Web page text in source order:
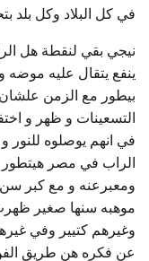
في كل البلاد وكل بلد
نيجي بقي لنقطة هل
ينفع يتقال عليه موضه
بيطور مع الزمن
التسعينات و ظهر و
في انهم يوصلوه للنور
الراب في مصر
ومعبرعنه و مع كبر سن
موهبه سنها صغير
وغيرهم كتيير وفي
عن فكره هن طريق